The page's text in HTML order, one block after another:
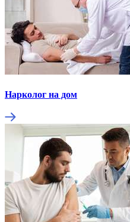
Нарколог на дом